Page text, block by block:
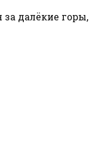
далёкие горы,